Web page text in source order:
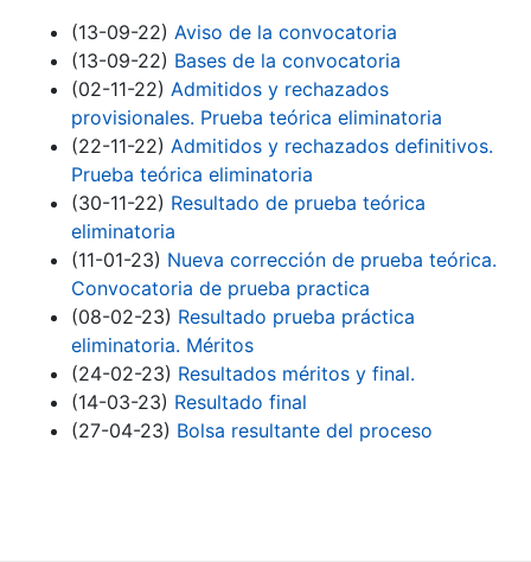
(13-09-22) Aviso de la convocatoria
(13-09-22) Bases de la convocatoria
(02-11-22) Admitidos y rechazados
provisionales. Prueba teórica eliminatoria
(22-11-22) Admitidos y rechazados definitivos.
Prueba teórica eliminatoria
(30-11-22) Resultado de prueba teórica
eliminatoria
(11-01-23) Nueva corrección de prueba teórica.
Convocatoria de prueba practica
(08-02-23) Resultado prueba práctica
eliminatoria. Méritos
(24-02-23) Resultados méritos y final.
(14-03-23) Resultado final
(27-04-23) Bolsa resultante del proceso